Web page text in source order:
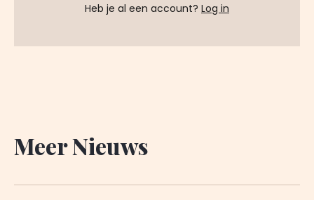
Heb je al een account? Log in
Meer Nieuws